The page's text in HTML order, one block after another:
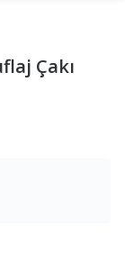
Çakı